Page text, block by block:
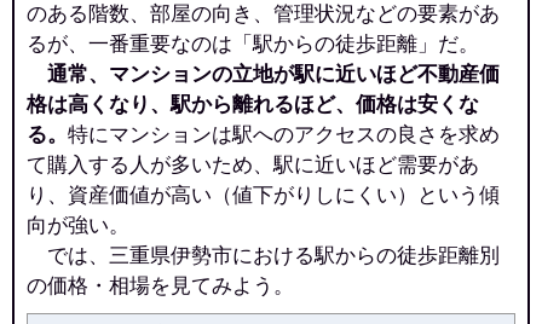
のある階数、部屋の向き、管理状況などの要素があ
るが、一番重要なのは「駅からの徒歩距離」だ。
通常、マンションの立地が駅に近いほど不動産価
格は高くなり、駅から離れるほど、価格は安くな
る。 特にマンションは駅へのアクセスの良さを求め
て購入する人が多いため、駅に近いほど需要があ
り、資産価値が高い（値下がりしにくい）という傾
向が強い。
では、三重県伊勢市における駅からの徒歩距離別
の価格・相場を見てみよう。